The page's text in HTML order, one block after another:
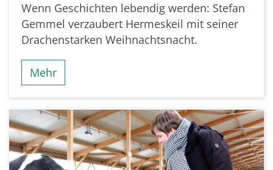
Wenn Geschichten lebendig werden: Stefan
Gemmel verzaubert Hermeskeil mit seiner
Drachenstarken Weihnachtsnacht.
Mehr